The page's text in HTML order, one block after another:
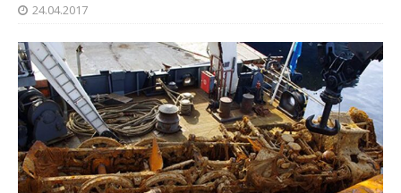
24.04.2017